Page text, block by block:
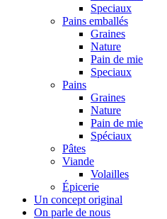
Speciaux
Pains emballés
Graines
Nature
Pain de mie
Speciaux
Pains
Graines
Nature
Pain de mie
Spéciaux
Pâtes
Viande
Volailles
Épicerie
Un concept original
On parle de nous